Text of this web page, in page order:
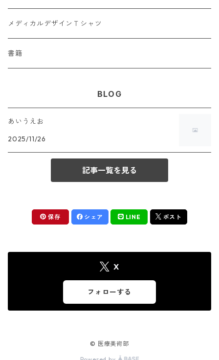
メディカルデザインＴシャツ
書籍
BLOG
あいうえお
2025/11/26
記事一覧を見る
保存 シェア LINE ポスト
X
フォローする
© 医療美術部